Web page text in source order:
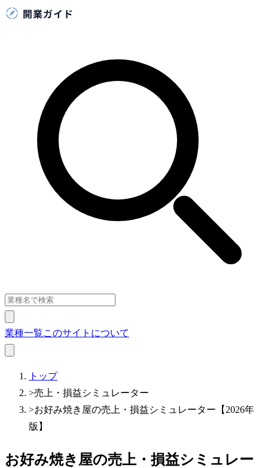
業種一覧このサイトについて
トップ
>売上・損益シミュレーター
>お好み焼き屋の売上・損益シミュレーター【2026年
版】
お好み焼き屋の売上・損益シミュレー